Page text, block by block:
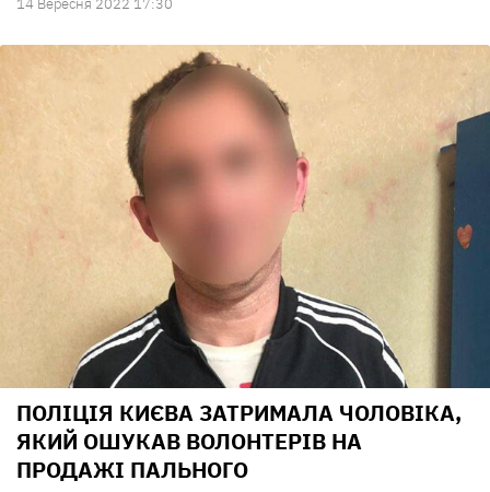
14 Вересня 2022 17:30
ПОЛІЦІЯ КИЄВА ЗАТРИМАЛА ЧОЛОВІКА,
ЯКИЙ ОШУКАВ ВОЛОНТЕРІВ НА
ПРОДАЖІ ПАЛЬНОГО